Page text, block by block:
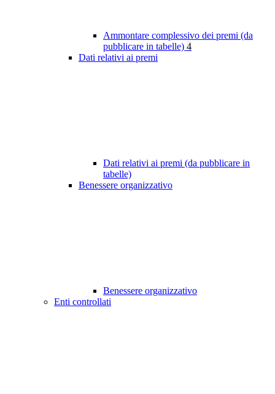
Ammontare complessivo dei premi (da
pubblicare in tabelle) 4
Dati relativi ai premi
Dati relativi ai premi (da pubblicare in
tabelle)
Benessere organizzativo
Benessere organizzativo
Enti controllati